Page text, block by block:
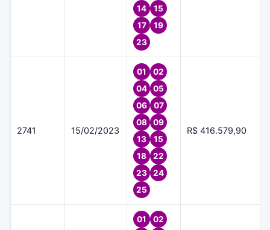
14
15
17
19
23
2741 15/02/2023
01
02
04
05
06
07
08
09
13
15
18
22
23
24
25
R$ 416.579,90
01
02